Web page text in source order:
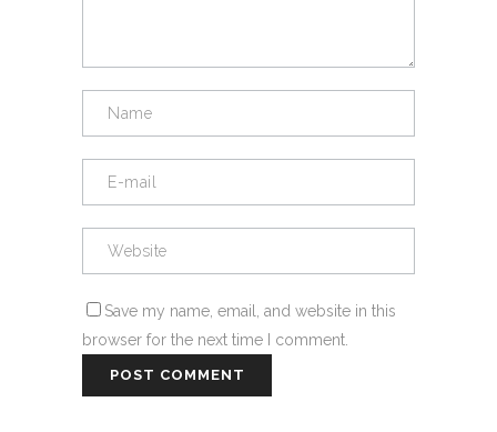
Save my name, email, and website in this
browser for the next time I comment.